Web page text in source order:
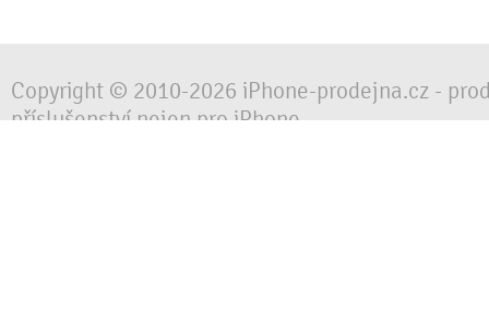
Copyright © 2010-2026 iPhone-prodejna.cz -
příslušenství nejen pro iPhone